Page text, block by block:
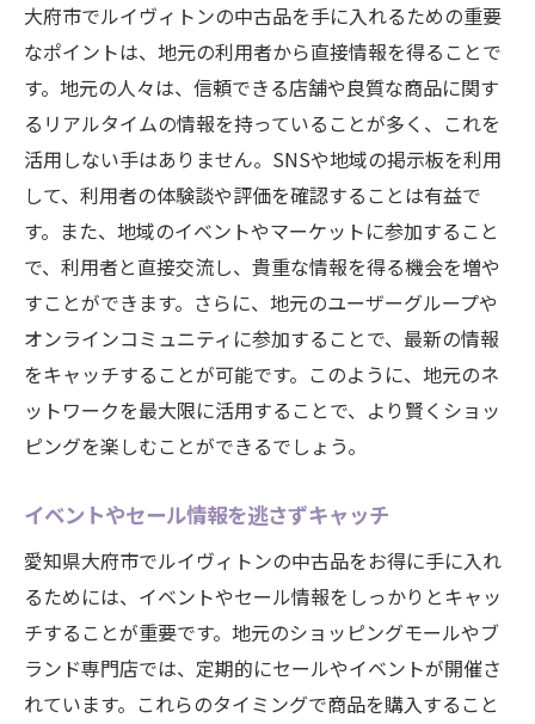
大府市でルイヴィトンの中古品を手に入れるための重要
なポイントは、地元の利用者から直接情報を得ることで
す。地元の人々は、信頼できる店舗や良質な商品に関す
るリアルタイムの情報を持っていることが多く、これを
活用しない手はありません。SNSや地域の掲示板を利用
して、利用者の体験談や評価を確認することは有益で
す。また、地域のイベントやマーケットに参加すること
で、利用者と直接交流し、貴重な情報を得る機会を増や
すことができます。さらに、地元のユーザーグループや
オンラインコミュニティに参加することで、最新の情報
をキャッチすることが可能です。このように、地元のネ
ットワークを最大限に活用することで、より賢くショッ
ピングを楽しむことができるでしょう。
イベントやセール情報を逃さずキャッチ
愛知県大府市でルイヴィトンの中古品をお得に手に入れ
るためには、イベントやセール情報をしっかりとキャッ
チすることが重要です。地元のショッピングモールやブ
ランド専門店では、定期的にセールやイベントが開催さ
れています。これらのタイミングで商品を購入すること